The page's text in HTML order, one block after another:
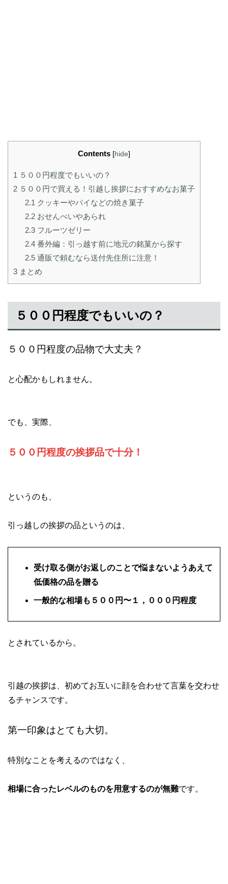
Contents [hide]
1 ５００円程度でもいいの？
2 ５００円で買える！引越し挨拶におすすめなお菓子
2.1 クッキーやパイなどの焼き菓子
2.2おせんべいやあられ
2.3フルーツゼリー
2.4番外編：引っ越す前に地元の銘菓から探す
2.5通販で頼むなら送付先住所に注意！
3 まとめ
５００円程度でもいいの？
５００円程度の品物で大丈夫？
と心配かもしれません。
でも、実際、
５００円程度の挨拶品で十分！
というのも、
引っ越しの挨拶の品というのは、
受け取る側がお返しのことで悩まないようあえて
低価格の品を贈る
一般的な相場も５００円〜１，０００円程度
とされているから。
引越の挨拶は、初めてお互いに顔を合わせて言葉を交わせ
るチャンスです。
第一印象はとても大切。
特別なことを考えるのではなく、
相場に合ったレベルのものを用意するのが無難です。